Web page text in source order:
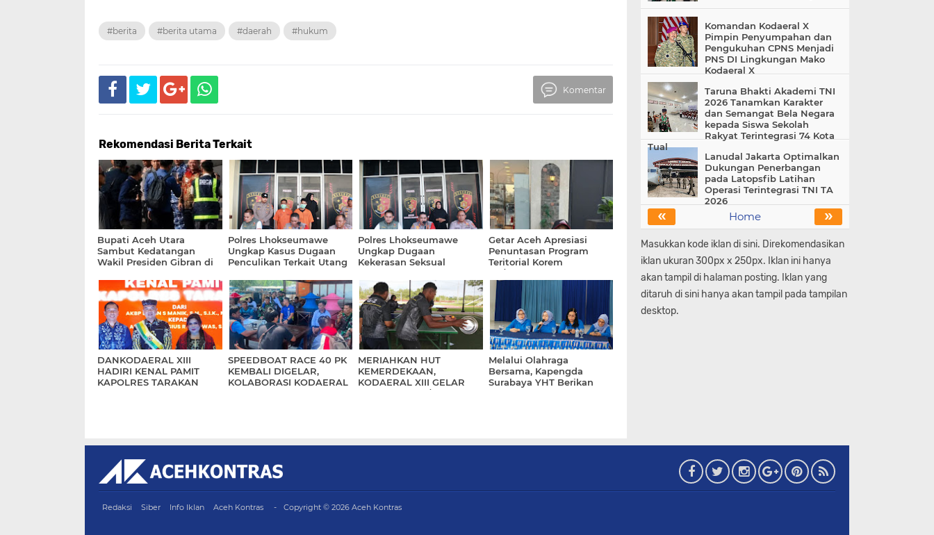
#berita #berita utama #daerah #hukum
Komentar
Rekomendasi Berita Terkait
Bupati Aceh Utara
Sambut Kedatangan
Wakil Presiden Gibran di
Polres Lhokseumawe
Ungkap Kasus Dugaan
Penculikan Terkait Utang
Pelaku Diamankan
Polres Lhokseumawe
Ungkap Dugaan
Kekerasan Seksual
Komitmen Perlindungan
Korban dan Penegakan
Hukum
Getar Aceh Apresiasi
Penuntasan Program
Teritorial Korem
011/Lilawangsa Pasca
Bencana di Aceh
DANKODAERAL XIII
HADIRI KENAL PAMIT
KAPOLRES TARAKAN
SPEEDBOAT RACE 40 PK
KEMBALI DIGELAR,
KOLABORASI KODAERAL
MERIAHKAN HUT
KEMERDEKAAN,
KODAERAL XIII GELAR
PERLOMBAAN/
Melalui Olahraga
Bersama, Kapengda
Surabaya YHT Berikan
Komandan Kodaeral X
Pimpin Penyumpahan dan
Pengukuhan CPNS Menjadi
PNS DI Lingkungan Mako
Kodaeral X
Taruna Bhakti Akademi TNI
2026 Tanamkan Karakter
dan Semangat Bela Negara
kepada Siswa Sekolah
Rakyat Terintegrasi 74 Kota
Tual
Lanudal Jakarta Optimalkan
Dukungan Penerbangan
pada Latopsfib Latihan
Operasi Terintegrasi TNI TA
2026
« »
Home
Masukkan kode iklan di sini. Direkomendasikan
iklan ukuran 300px x 250px. Iklan ini hanya
akan tampil di halaman posting. Iklan yang
ditaruh di sini hanya akan tampil pada tampilan
desktop.
Redaksi Siber Info Iklan Aceh Kontras Copyright © 2026 Aceh Kontras